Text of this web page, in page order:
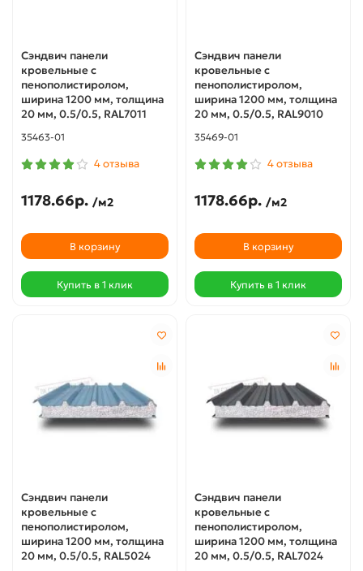
Сэндвич панели
кровельные с
пенополистиролом,
ширина 1200 мм, толщина
20 мм, 0.5/0.5, RAL7011
35463-01
4 отзыва
1178.66р. /м2
В корзину
Купить в 1 клик
Сэндвич панели
кровельные с
пенополистиролом,
ширина 1200 мм, толщина
20 мм, 0.5/0.5, RAL9010
35469-01
4 отзыва
1178.66р. /м2
В корзину
Купить в 1 клик
Сэндвич панели
кровельные с
пенополистиролом,
ширина 1200 мм, толщина
20 мм, 0.5/0.5, RAL5024
Сэндвич панели
кровельные с
пенополистиролом,
ширина 1200 мм, толщина
20 мм, 0.5/0.5, RAL7024